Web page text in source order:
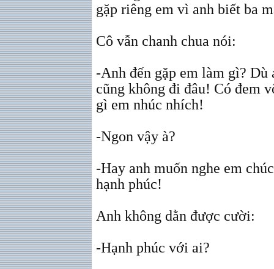
gặp riêng em vì anh biết ba
Cô vẫn chanh chua nói:
-Anh đến gặp em làm gì?
cũng không đi đâu! Có đem
gì em nhúc nhích!
-Ngon vậy à?
-Hay anh muốn nghe em
hạnh phúc!
Anh không dằn được cười:
-Hạnh phúc với ai?